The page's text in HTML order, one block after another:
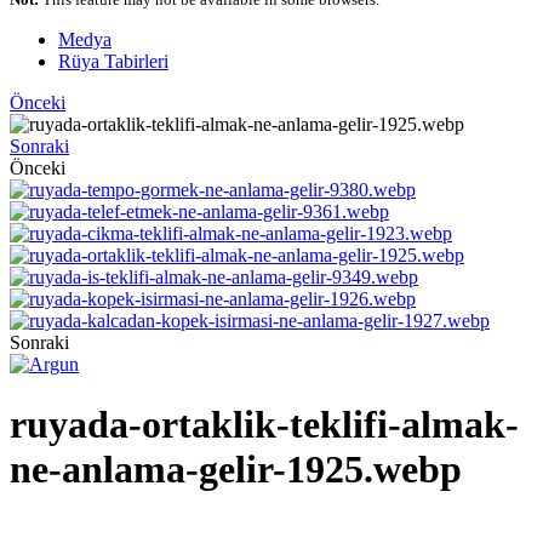
Medya
Rüya Tabirleri
Önceki
Sonraki
Önceki
Sonraki
ruyada-ortaklik-teklifi-almak-
ne-anlama-gelir-1925.webp